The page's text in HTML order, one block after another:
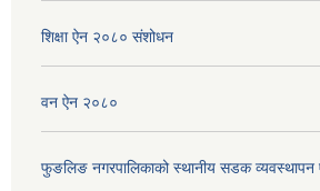
शिक्षा ऐन २०८० संशोधन
वन ऐन २०८०
फुङलिङ नगरपालिकाको स्थानीय सडक